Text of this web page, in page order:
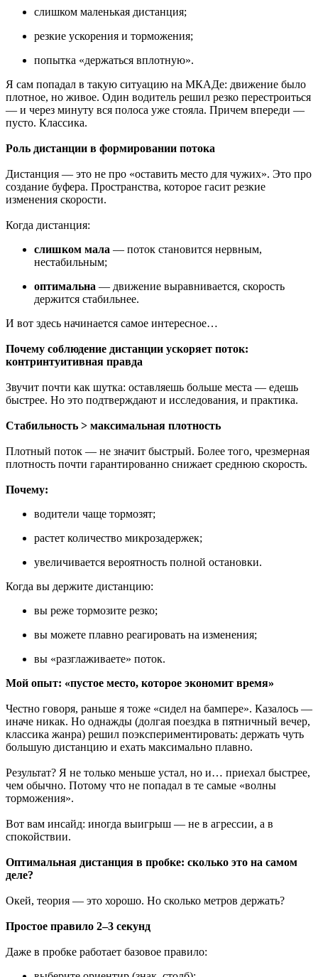
слишком маленькая дистанция;
резкие ускорения и торможения;
попытка «держаться вплотную».
Я сам попадал в такую ситуацию на МКАДе: движение было
плотное, но живое. Один водитель решил резко перестроиться
— и через минуту вся полоса уже стояла. Причем впереди —
пусто. Классика.
Роль дистанции в формировании потока
Дистанция — это не про «оставить место для чужих». Это про
создание буфера. Пространства, которое гасит резкие
изменения скорости.
Когда дистанция:
слишком мала — поток становится нервным,
нестабильным;
оптимальна — движение выравнивается, скорость
держится стабильнее.
И вот здесь начинается самое интересное…
Почему соблюдение дистанции ускоряет поток:
контринтуитивная правда
Звучит почти как шутка: оставляешь больше места — едешь
быстрее. Но это подтверждают и исследования, и практика.
Стабильность > максимальная плотность
Плотный поток — не значит быстрый. Более того, чрезмерная
плотность почти гарантированно снижает среднюю скорость.
Почему:
водители чаще тормозят;
растет количество микрозадержек;
увеличивается вероятность полной остановки.
Когда вы держите дистанцию:
вы реже тормозите резко;
вы можете плавно реагировать на изменения;
вы «разглаживаете» поток.
Мой опыт: «пустое место, которое экономит время»
Честно говоря, раньше я тоже «сидел на бампере». Казалось —
иначе никак. Но однажды (долгая поездка в пятничный вечер,
классика жанра) решил поэкспериментировать: держать чуть
большую дистанцию и ехать максимально плавно.
Результат? Я не только меньше устал, но и… приехал быстрее,
чем обычно. Потому что не попадал в те самые «волны
торможения».
Вот вам инсайд: иногда выигрыш — не в агрессии, а в
спокойствии.
Оптимальная дистанция в пробке: сколько это на самом
деле?
Окей, теория — это хорошо. Но сколько метров держать?
Простое правило 2–3 секунд
Даже в пробке работает базовое правило: